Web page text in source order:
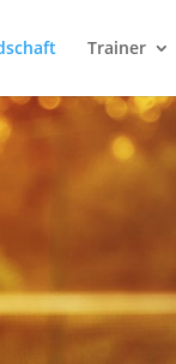
Trainer